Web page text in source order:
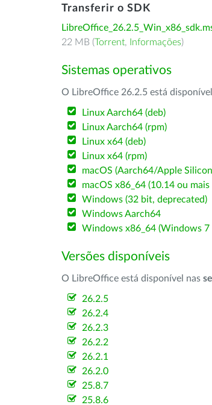
Transferir o SDK
22 MB (Torrent, Informações)
Sistemas operativos
O LibreOffice 26.2.5 está
Linux Aarch64 (deb)
Linux Aarch64 (rpm)
Linux x64 (deb)
Linux x64 (rpm)
macOS (Aarch64/Apple
macOS x86_64 (10.14 ou
Windows (32 bit, deprecated)
Windows Aarch64
Windows x86_64 (Windows 7
Versões disponíveis
O LibreOffice está disponível nas
26.2.5
26.2.4
26.2.3
26.2.2
26.2.1
26.2.0
25.8.7
25.8.6